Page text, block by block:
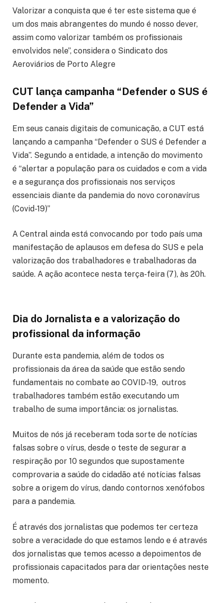
Valorizar a conquista que é ter este sistema que é
um dos mais abrangentes do mundo é nosso dever,
assim como valorizar também os profissionais
envolvidos nele”, considera o Sindicato dos
Aeroviários de Porto Alegre
CUT lança campanha “Defender o SUS é
Defender a Vida”
Em seus canais digitais de comunicação, a CUT está
lançando a campanha “Defender o SUS é Defender a
Vida”. Segundo a entidade, a intenção do movimento
é “alertar a população para os cuidados e com a vida
e a segurança dos profissionais nos serviços
essenciais diante da pandemia do novo coronavírus
(Covid-19)”
A Central ainda está convocando por todo país uma
manifestação de aplausos em defesa do SUS e pela
valorização dos trabalhadores e trabalhadoras da
saúde. A ação acontece nesta terça-feira (7), às 20h.
Dia do Jornalista e a valorização do
profissional da informação
Durante esta pandemia, além de todos os
profissionais da área da saúde que estão sendo
fundamentais no combate ao COVID-19, outros
trabalhadores também estão executando um
trabalho de suma importância: os jornalistas.
Muitos de nós já receberam toda sorte de notícias
falsas sobre o vírus, desde o teste de segurar a
respiração por 10 segundos que supostamente
comprovaria a saúde do cidadão até notícias falsas
sobre a origem do vírus, dando contornos xenófobos
para a pandemia.
É através dos jornalistas que podemos ter certeza
sobre a veracidade do que estamos lendo e é através
dos jornalistas que temos acesso a depoimentos de
profissionais capacitados para dar orientações neste
momento.